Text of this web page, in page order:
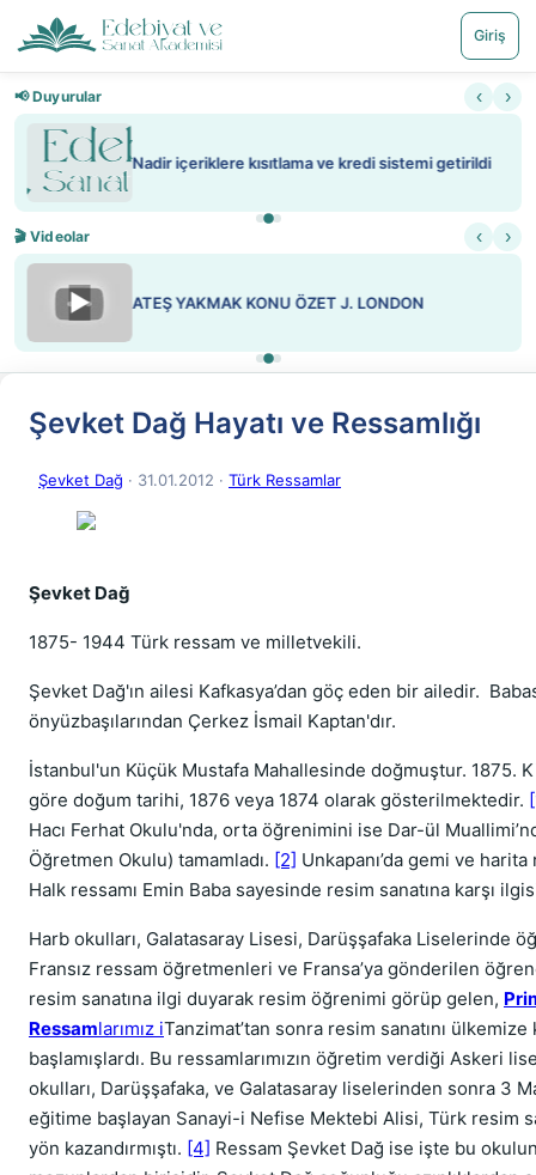
Giriş
📢 Duyurular ‹ ›
Nadir içeriklere kısıtlama ve kredi sistemi getirildi
🎬 Videolar ‹ ›
▶ ATEŞ YAKMAK KONU ÖZET J. LONDON
Şevket Dağ Hayatı ve Ressamlığı
Şevket Dağ · 31.01.2012 · Türk Ressamlar
Şevket Dağ
1875- 1944 Türk ressam ve milletvekili.
Şevket Dağ'ın ailesi Kafkasya’dan göç eden bir ailedir.
önyüzbaşılarından Çerkez İsmail Kaptan'dır.
İstanbul'un Küçük Mustafa Mahallesinde doğmuştur. 1875.
göre doğum tarihi, 1876 veya 1874 olarak gösterilmektedir.
Hacı Ferhat Okulu'nda, orta öğrenimini ise Dar-ül
Öğretmen Okulu) tamamladı. [2] Unkapanı’da gemi ve
Halk ressamı Emin Baba sayesinde resim sanatına karşı
Harb okulları, Galatasaray Lisesi, Darüşşafaka Liselerinde
Fransız ressam öğretmenleri ve Fransa’ya gönderilen
resim sanatına ilgi duyarak resim öğrenimi görüp gelen,
Ressamlarımız iTanzimat’tan sonra resim sanatını ülkemize
başlamışlardı. Bu ressamlarımızın öğretim verdiği Askeri
okulları, Darüşşafaka, ve Galatasaray liselerinden sonra 3
eğitime başlayan Sanayi-i Nefise Mektebi Alisi, Türk resim
yön kazandırmıştı. [4] Ressam Şevket Dağ ise işte bu